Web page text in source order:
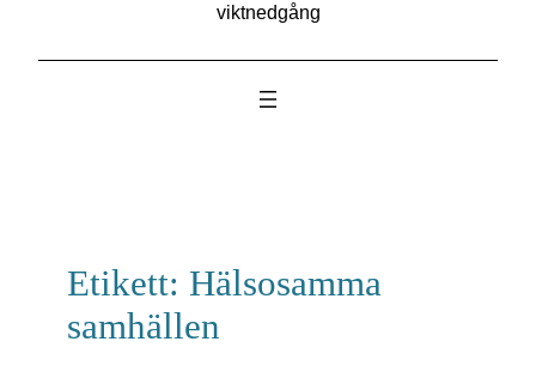
viktnedgång
Etikett: Hälsosamma
samhällen